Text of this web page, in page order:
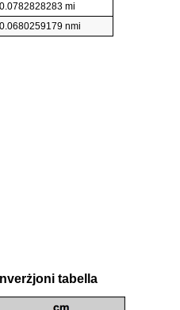
0.0782828283 mi
0.0680259179 nmi
tabella